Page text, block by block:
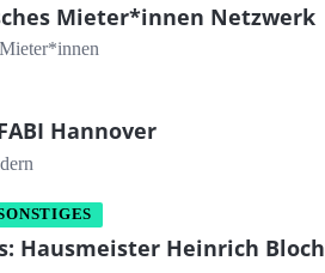
Mieter*innen Netzwerk
Hannover
Hausmeister Heinrich Bloch